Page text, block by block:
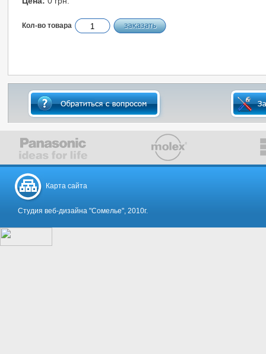
Кол-во товара
Карта сайта
Студия веб-дизайна "Сомелье", 2010г.